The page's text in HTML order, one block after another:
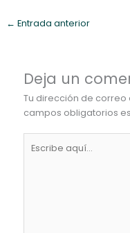
← Entrada anterior
Deja un
Tu dirección de
campos obligatorios
aquí...